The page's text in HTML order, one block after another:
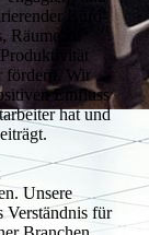
Büro­
zu
fördern. Wir
Einfluss
hat und
Unsere
Verständnis für